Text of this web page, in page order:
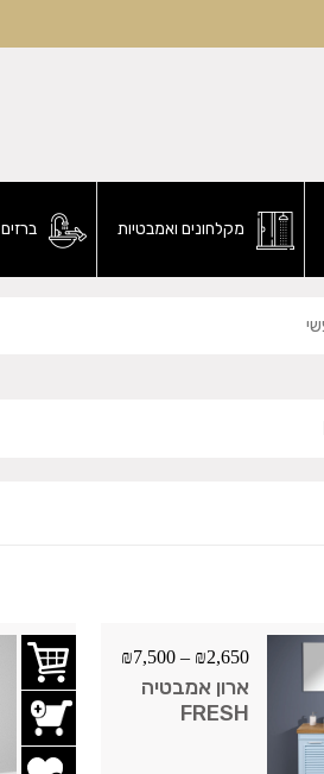
מקלחונים ואמבטיות ברזים
₪2,650
–
₪7,500
ארון אמבטיה
FRESH